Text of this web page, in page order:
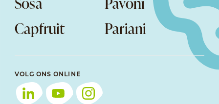
Capfruit
Pariani
VOLG ONS ONLINE